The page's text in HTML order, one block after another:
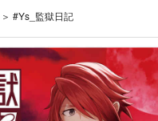
#Ys_監獄日記